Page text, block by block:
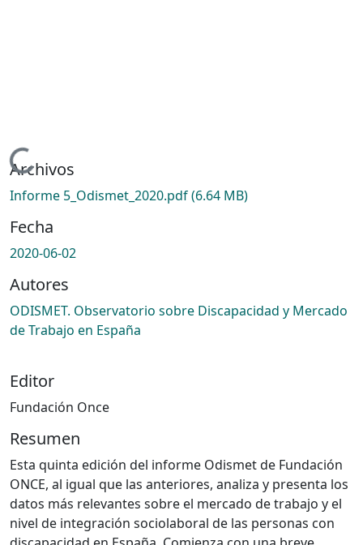
Cargando...
Archivos
Informe 5_Odismet_2020.pdf(6.64 MB)
Fecha
2020-06-02
Autores
ODISMET. Observatorio sobre Discapacidad y Mercado
de Trabajo en España
Editor
Fundación Once
Resumen
Esta quinta edición del informe Odismet de Fundación
ONCE, al igual que las anteriores, analiza y presenta los
datos más relevantes sobre el mercado de trabajo y el
nivel de integración sociolaboral de las personas con